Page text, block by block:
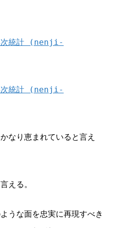
次統計 (nenji-
次統計 (nenji-
なり恵まれていると言え
える。
うな面を忠実に再現すべき